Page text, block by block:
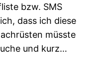
bzw. SMS
dass ich diese
müsste
und kurz…